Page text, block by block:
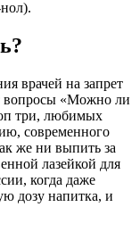
врачей на запрет
вопросы «Можно ли
три, любимых
современного
же ни выпить за
лазейкой для
когда даже
дозу напитка, и